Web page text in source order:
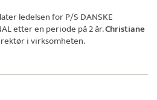
ledelsen forP/S DANSKE
etter en periode på 2 år.Christiane
i virksomheten.